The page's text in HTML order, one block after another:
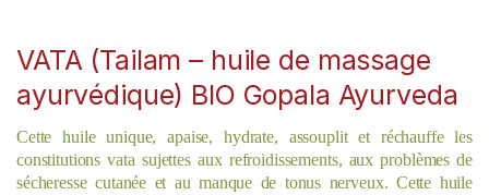
VATA (Tailam – huile de massage
ayurvédique) BIO Gopala Ayurveda
Cette huile unique, apaise, hydrate, assouplit et réchauffe les
constitutions vata sujettes aux refroidissements, aux problèmes de
sécheresse cutanée et au manque de tonus nerveux. Cette huile